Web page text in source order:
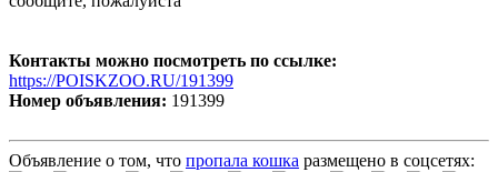
Контакты можно посмотреть по ссылке:
https://POISKZOO.RU/191399
Номер объявления: 191399
Объявление о том, что пропала кошка размещено в соцсетях: